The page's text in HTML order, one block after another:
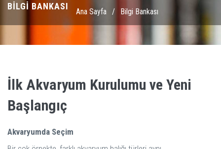
BILGI BANKASI
Ana Sayfa / Bilgi Bankası
İlk Akvaryum Kurulumu ve Yeni
Başlangıç
Akvaryumda Seçim